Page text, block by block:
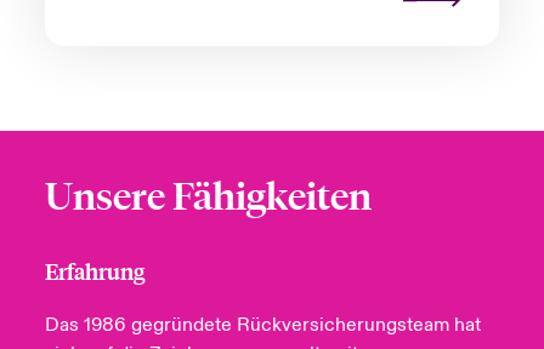
Unsere Fähigkeiten
Erfahrung
Das 1986 gegründete Rückversicherungsteam hat